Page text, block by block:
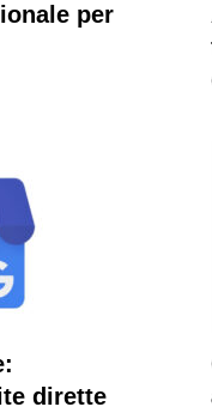
per
dirette